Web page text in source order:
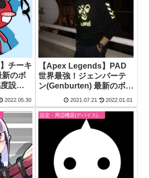
チーキ
のボ
設
エーペ
2022.05.30
【Apex Legends】PAD
世界最強！ジェンバーテ
ン(Genburten) 最新のボタ
ン配置設定・感度設定・
使っている周辺機器(デバ
イス) まとめ【エーペック
スレジェンズ】
2021.07.21 2022.01.01
】 設定・周辺機器(デバイス)-エーペックスレジェンズ【Apex Legends】